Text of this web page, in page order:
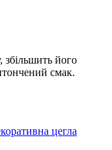
збільшить його
смак.